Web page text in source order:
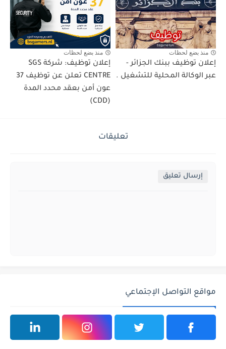
منذ بضع لحظات
إعلان توظيف ببنك الجزائر -
عبر الوكالة المحلية للتشغيل .
منذ بضع لحظات
إعلان توظيف: شركة SGS
CENTRE تعلن عن توظيف 37
عون أمن بعقد محدد المدة
(CDD)
تعليقات
إرسال تعليق
مواقع التواصل الإجتماعي